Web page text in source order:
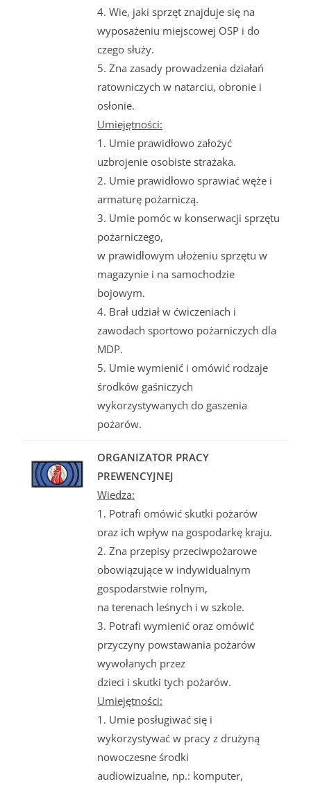
4. Wie, jaki sprzęt znajduje się na
wyposażeniu miejscowej OSP i do
czego służy.
5. Zna zasady prowadzenia działań
ratowniczych w natarciu, obronie i
osłonie.
Umiejętności:
1. Umie prawidłowo założyć
uzbrojenie osobiste strażaka.
2. Umie prawidłowo sprawiać węże i
armaturę pożarniczą.
3. Umie pomóc w konserwacji sprzętu
pożarniczego,
w prawidłowym ułożeniu sprzętu w
magazynie i na samochodzie
bojowym.
4. Brał udział w ćwiczeniach i
zawodach sportowo pożarniczych dla
MDP.
5. Umie wymienić i omówić rodzaje
środków gaśniczych
wykorzystywanych do gaszenia
pożarów.
ORGANIZATOR PRACY
PREWENCYJNEJ
Wiedza:
1. Potrafi omówić skutki pożarów
oraz ich wpływ na gospodarkę kraju.
2. Zna przepisy przeciwpożarowe
obowiązujące w indywidualnym
gospodarstwie rolnym,
na terenach leśnych i w szkole.
3. Potrafi wymienić oraz omówić
przyczyny powstawania pożarów
wywołanych przez
dzieci i skutki tych pożarów.
Umiejętności:
1. Umie posługiwać się i
wykorzystywać w pracy z drużyną
nowoczesne środki
audiowizualne, np.: komputer,